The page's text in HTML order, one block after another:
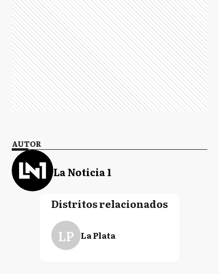
AUTOR
La Noticia 1
Distritos relacionados
LP La Plata